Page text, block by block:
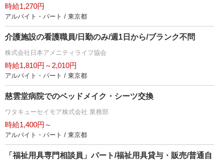
時給1,270円
アルバイト・パート / 東京都
介護施設の看護職員/日勤のみ/週1日から/ブランク不問
株式会社日本アメニティライフ協会
時給1,810円～2,010円
アルバイト・パート / 東京都
慈雲堂病院でのベッドメイク・シーツ交換
ワタキューセイモア株式会社 業務部
時給1,400円～
アルバイト・パート / 東京都
「福祉用具専門相談員」パート/福祉用具貸与・販売/普通自